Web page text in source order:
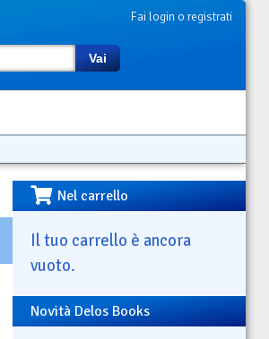
Fai login o registrati
Vai
Nel carrello
Il tuo carrello è ancora
vuoto.
Novità Delos Books